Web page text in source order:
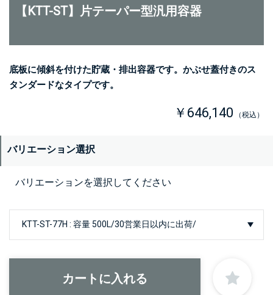
【KTT-ST】片テーパー型汎用容器
底板に傾斜を付けた貯蔵・排出容器です。かぶせ蓋付きのス
タンダードなタイプです。
￥646,140 （税込）
バリエーション選択
バリエーションを選択してください